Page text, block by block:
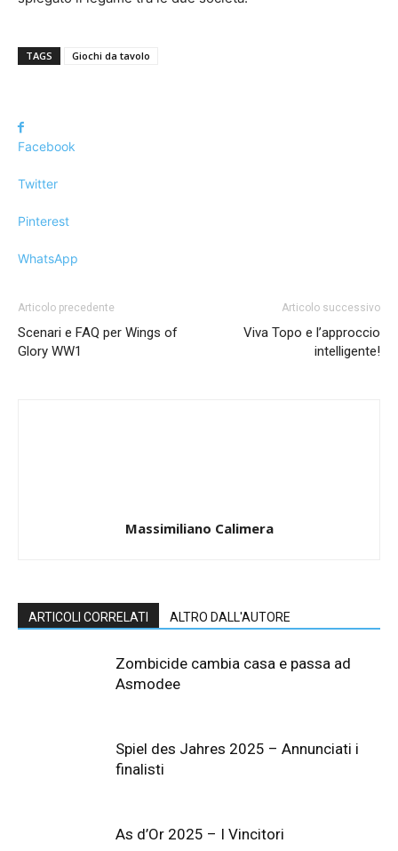
TAGS Giochi da tavolo
Facebook
Twitter
Pinterest
WhatsApp
Articolo precedente
Scenari e FAQ per Wings of
Glory WW1
Articolo successivo
Viva Topo e l’approccio
intelligente!
Massimiliano Calimera
ARTICOLI CORRELATI ALTRO DALL'AUTORE
Zombicide cambia casa e passa ad
Asmodee
Spiel des Jahres 2025 – Annunciati i
finalisti
As d’Or 2025 – I Vincitori